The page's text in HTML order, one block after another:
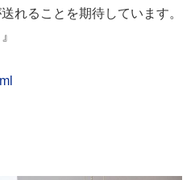
れることを期待しています。